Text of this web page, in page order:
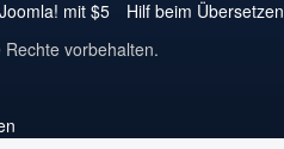
Instagram
GitHub
mit $5 Hilf beim Übersetzen
Rechte vorbehalten.